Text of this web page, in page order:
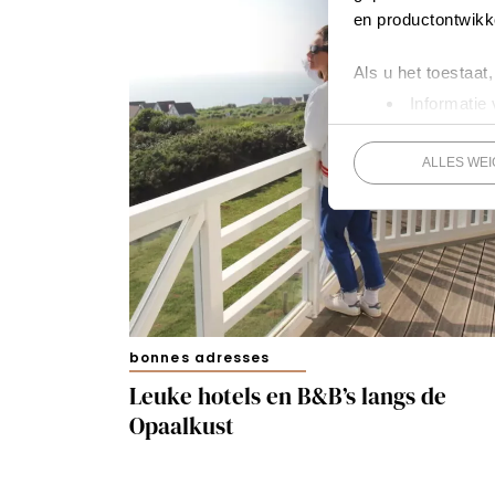
en
Als u het
Informatie
zijn
Uw
Lees meer over
detailgedeeltein.
Cookieverklaring.
Kijk vooral rond
analytische en
wij cookies van
advertenties op
je op
ALLES
bonnes adresses
Leuke hotels en B&B’s langs de
Opaalkust